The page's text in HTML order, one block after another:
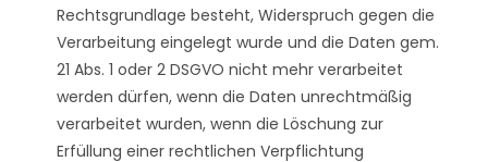
Rechtsgrundlage besteht, Widerspruch gegen die
Verarbeitung eingelegt wurde und die Daten gem.
21 Abs. 1 oder 2 DSGVO nicht mehr verarbeitet
werden dürfen, wenn die Daten unrechtmäßig
verarbeitet wurden, wenn die Löschung zur
Erfüllung einer rechtlichen Verpflichtung